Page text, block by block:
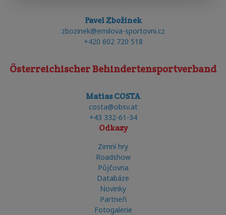
Pavel Zbožínek
zbozinek@emilova-sportovni.cz
+420 602 720 518
Österreichischer Behindertensportverband
Matias COSTA
costa@obsv.at
+43 332-61-34
Odkazy
Zimní hry
Roadshow
Půjčovna
Databáze
Novinky
Partneři
Fotogalerie